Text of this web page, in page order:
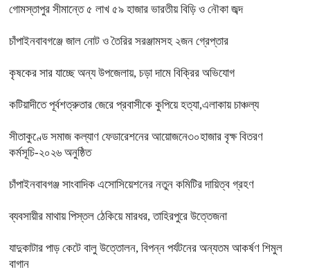
গোমস্তাপুর সীমান্তে ৫ লাখ ৫৯ হাজার ভারতীয় বিড়ি ও নৌকা জব্দ
চাঁপাইনবাবগঞ্জে জাল নোট ও তৈরির সরঞ্জামসহ ২জন গ্রেপ্তার
কৃষকের সার যাচ্ছে অন্য উপজেলায়, চড়া দামে বিক্রির অভিযোগ
কটিয়াদীতে পূর্বশত্রুতার জেরে প্রবাসীকে কুপিয়ে হত্যা,এলাকায় চাঞ্চল্য
সীতাকুণ্ডে সমাজ কল্যাণ ফেডারেশনের আয়োজনে৩০হাজার বৃক্ষ বিতরণ
কর্মসূচি-২০২৬ অনুষ্ঠিত
চাঁপাইনবাবগঞ্জ সাংবাদিক এসোসিয়েশনের নতুন কমিটির দায়িত্ব গ্রহণ
ব্যবসায়ীর মাথায় পিস্তল ঠেকিয়ে মারধর, তাহিরপুরে উত্তেজনা
যাদুকাটার পাড় কেটে বালু উত্তোলন, বিপন্ন পর্যটনের অন্যতম আকর্ষণ শিমুল
বাগান